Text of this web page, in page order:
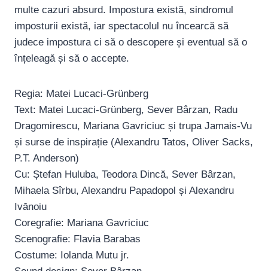
multe cazuri absurd. Impostura există, sindromul
imposturii există, iar spectacolul nu încearcă să
judece impostura ci să o descopere și eventual să o
înțeleagă și să o accepte.
Regia: Matei Lucaci-Grünberg
Text: Matei Lucaci-Grünberg, Sever Bârzan, Radu
Dragomirescu, Mariana Gavriciuc și trupa Jamais-Vu
și surse de inspirație (Alexandru Tatos, Oliver Sacks,
P.T. Anderson)
Cu: Ștefan Huluba, Teodora Dincă, Sever Bârzan,
Mihaela Sîrbu, Alexandru Papadopol și Alexandru
Ivănoiu
Coregrafie: Mariana Gavriciuc
Scenografie: Flavia Barabas
Costume: Iolanda Mutu jr.